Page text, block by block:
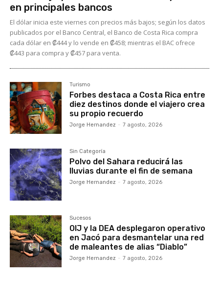
en principales bancos
El dólar inicia este viernes con precios más bajos; según los datos
publicados por el Banco Central, el Banco de Costa Rica compra
cada dólar en ₡444 y lo vende en ₡458; mientras el BAC ofrece
₡443 para compra y ₡457 para venta.
Turismo
Forbes destaca a Costa Rica entre
diez destinos donde el viajero crea
su propio recuerdo
Jorge Hernandez - 7 agosto, 2026
Sin Categoría
Polvo del Sahara reducirá las
lluvias durante el fin de semana
Jorge Hernandez - 7 agosto, 2026
Sucesos
OIJ y la DEA desplegaron operativo
en Jacó para desmantelar una red
de maleantes de alias “Diablo”
Jorge Hernandez - 7 agosto, 2026